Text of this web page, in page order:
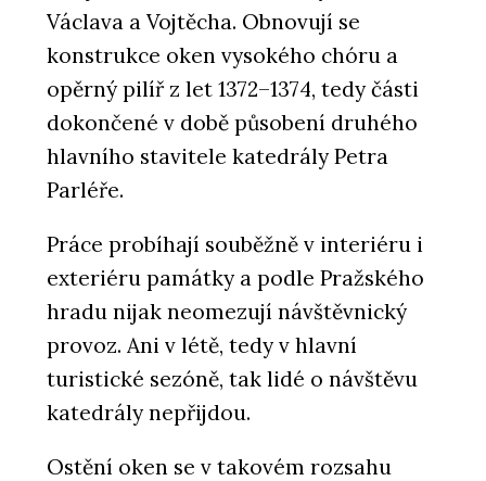
Václava a Vojtěcha. Obnovují se
konstrukce oken vysokého chóru a
opěrný pilíř z let 1372–1374, tedy části
dokončené v době působení druhého
hlavního stavitele katedrály Petra
Parléře.
Práce probíhají souběžně v interiéru i
exteriéru památky a podle Pražského
hradu nijak neomezují návštěvnický
provoz. Ani v létě, tedy v hlavní
turistické sezóně, tak lidé o návštěvu
katedrály nepřijdou.
Ostění oken se v takovém rozsahu